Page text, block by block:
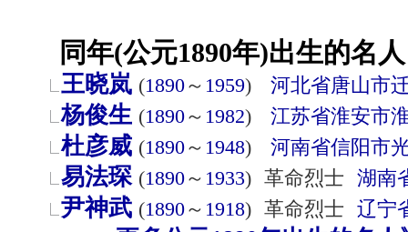
同年(公元1890年)出生的名
王晓岚 (1890～ 1959) 河北省唐山市
杨俊生 (1890～ 1982) 江苏省淮安市
杜彦威 (1890～ 1948) 河南省信阳市
易法琛 (1890～ 1933) 革命烈士 湖南
尹神武 (1890～ 1918) 革命烈士 辽宁